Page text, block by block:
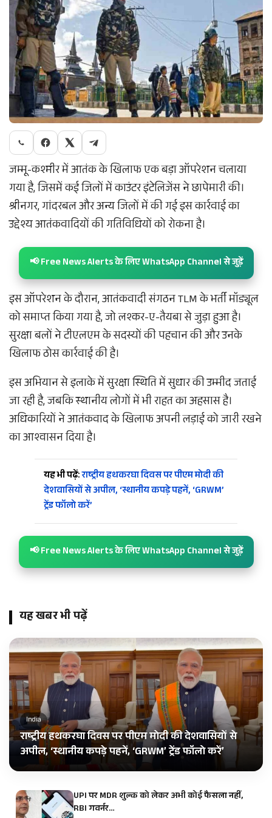
जम्मू-कश्मीर में आतंक के खिलाफ एक बड़ा ऑपरेशन चलाया
गया है, जिसमें कई जिलों में काउंटर इंटेलिजेंस ने छापेमारी की।
श्रीनगर, गांदरबल और अन्य जिलों में की गई इस कार्रवाई का
उद्देश्य आतंकवादियों की गतिविधियों को रोकना है।
📢 Free News Alerts के लिए WhatsApp Channel से जुड़ें
इस ऑपरेशन के दौरान, आतंकवादी संगठन TLM के भर्ती मॉड्यूल
को समाप्त किया गया है, जो लश्कर-ए-तैयबा से जुड़ा हुआ है।
सुरक्षा बलों ने टीएलएम के सदस्यों की पहचान की और उनके
खिलाफ ठोस कार्रवाई की है।
इस अभियान से इलाके में सुरक्षा स्थिति में सुधार की उम्मीद जताई
जा रही है, जबकि स्थानीय लोगों में भी राहत का अहसास है।
अधिकारियों ने आतंकवाद के खिलाफ अपनी लड़ाई को जारी रखने
का आश्वासन दिया है।
यह भी पढ़ें:राष्ट्रीय हथकरघा दिवस पर पीएम मोदी की
देशवासियों से अपील, ‘स्थानीय कपड़े पहनें, ‘GRWM’
ट्रेंड फॉलो करें’
📢 Free News Alerts के लिए WhatsApp Channel से जुड़ें
यह खबर भी पढ़ें
India
राष्ट्रीय हथकरघा दिवस पर पीएम मोदी की देशवासियों से
अपील, ‘स्थानीय कपड़े पहनें, ‘GRWM’ ट्रेंड फॉलो करें’
UPI पर MDR शुल्क को लेकर अभी कोई फैसला नहीं,
RBI गवर्नर…